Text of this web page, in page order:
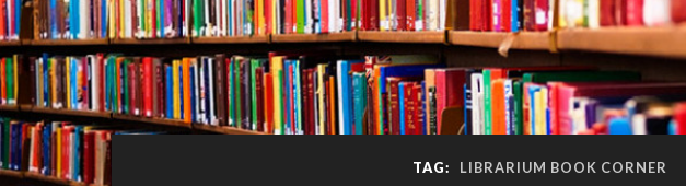
TAG: LIBRARIUM BOOK CORNER